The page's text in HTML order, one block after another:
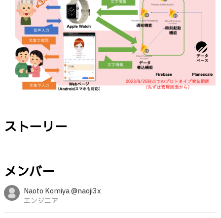
ストーリー
メンバー
Naoto Komiya @naoji3x
エンジニア